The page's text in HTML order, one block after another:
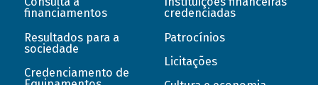
financiamentos
Resultados para a
sociedade
Credenciamento de
credenciadas
Patrocínios
Licitações